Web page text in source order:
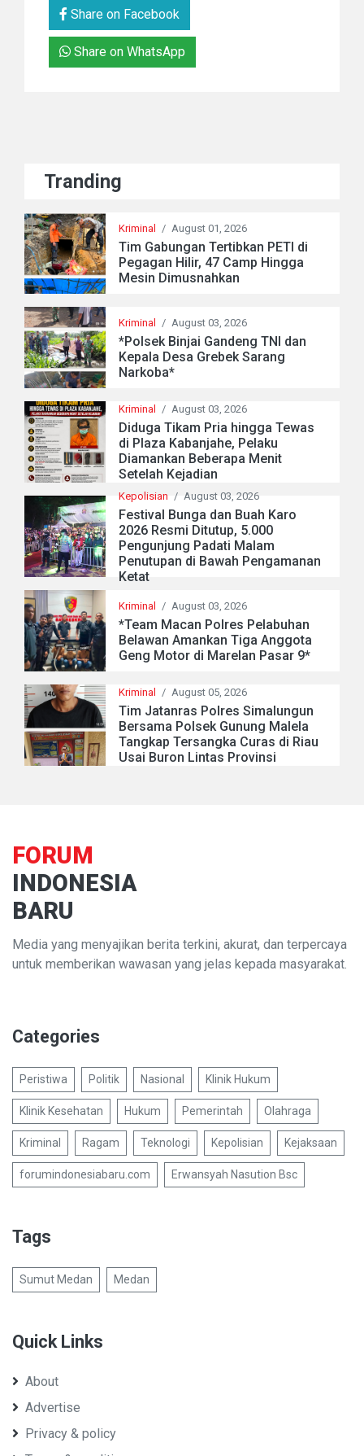
Share on Facebook
Share on WhatsApp
Tranding
Kriminal / August 01, 2026
Tim Gabungan Tertibkan PETI di
Pegagan Hilir, 47 Camp Hingga
Mesin Dimusnahkan
Kriminal / August 03, 2026
*Polsek Binjai Gandeng TNI dan
Kepala Desa Grebek Sarang
Narkoba*
Kriminal / August 03, 2026
Diduga Tikam Pria hingga Tewas
di Plaza Kabanjahe, Pelaku
Diamankan Beberapa Menit
Setelah Kejadian
Kepolisian / August 03, 2026
Festival Bunga dan Buah Karo
2026 Resmi Ditutup, 5.000
Pengunjung Padati Malam
Penutupan di Bawah Pengamanan
Ketat
Kriminal / August 03, 2026
*Team Macan Polres Pelabuhan
Belawan Amankan Tiga Anggota
Geng Motor di Marelan Pasar 9*
Kriminal / August 05, 2026
Tim Jatanras Polres Simalungun
Bersama Polsek Gunung Malela
Tangkap Tersangka Curas di Riau
Usai Buron Lintas Provinsi
FORUM
INDONESIA
BARU
Media yang menyajikan berita terkini, akurat, dan terpercaya
untuk memberikan wawasan yang jelas kepada masyarakat.
Categories
Peristiwa Politik Nasional Klinik Hukum
Klinik Kesehatan Hukum Pemerintah Olahraga
Kriminal Ragam Teknologi Kepolisian Kejaksaan
forumindonesiabaru.com Erwansyah Nasution Bsc
Tags
Sumut Medan Medan
Quick Links
About
Advertise
Privacy & policy